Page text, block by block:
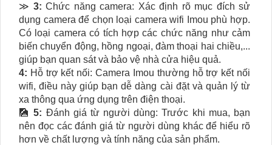
≫ 3: Chức năng camera: Xác định rõ mục đích sử
dụng camera để chọn loại camera wifi Imou phù hợp.
Có loại camera có tích hợp các chức năng như cảm
biến chuyển động, hồng ngoại, đàm thoại hai chiều,...
giúp bạn quan sát và bảo vệ nhà cửa hiệu quả.
4: Hỗ trợ kết nối: Camera Imou thường hỗ trợ kết nối
wifi, điều này giúp bạn dễ dàng cài đặt và quản lý từ
xa thông qua ứng dụng trên điện thoại.
🎑5: Đánh giá từ người dùng: Trước khi mua, bạn
nên đọc các đánh giá từ người dùng khác để hiểu rõ
hơn về chất lượng và tính năng của sản phẩm.